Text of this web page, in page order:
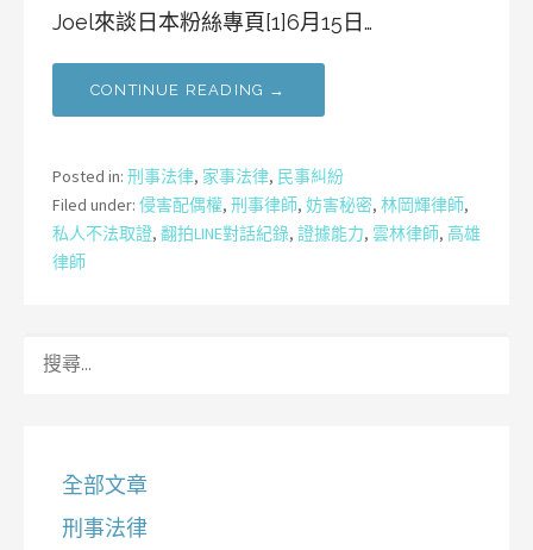
Joel來談日本粉絲專頁[1]6月15日…
CONTINUE READING →
Posted in: 刑事法律, 家事法律, 民事糾紛
Filed under: 侵害配偶權, 刑事律師, 妨害秘密, 林岡輝律師,
私人不法取證, 翻拍LINE對話紀錄, 證據能力, 雲林律師, 高雄
律師
全部文章
刑事法律